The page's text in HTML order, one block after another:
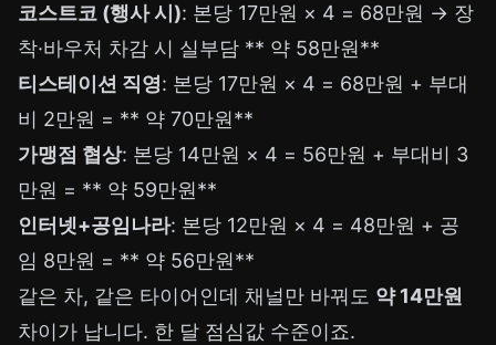
코스트코 (행사 시): 본당 17만원 × 4 = 68만원 → 장
착·바우처 차감 시 실부담 ** 약 58만원**
티스테이션 직영: 본당 17만원 × 4 = 68만원 + 부대
비 2만원 = ** 약 70만원**
가맹점 협상: 본당 14만원 × 4 = 56만원 + 부대비 3
만원 = ** 약 59만원**
인터넷+공임나라: 본당 12만원 × 4 = 48만원 + 공
임 8만원 = ** 약 56만원**
같은 차, 같은 타이어인데 채널만 바꿔도 약 14만원
차이가 납니다. 한 달 점심값 수준이죠.